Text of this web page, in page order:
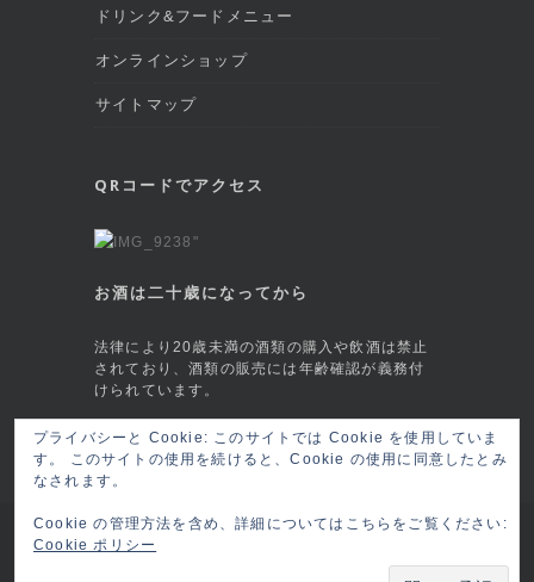
ドリンク&フードメニュー
オンラインショップ
サイトマップ
QRコードでアクセス
お酒は二十歳になってから
法律により20歳未満の酒類の購入や飲酒は禁止
されており、酒類の販売には年齢確認が義務付
けられています。
This site is protected by reCAPTCHA and
the GooglePrivacy PolicyandTerms of
Service
Copyright © 2026 六本木 BAR莨樽(ロウタル/
ロータル) RO-TARU Roppongi, Tokyo
プライバシーと Cookie: このサイトでは Cookie を使用していま
す。 このサイトの使用を続けると、Cookie の使用に同意したとみ
なされます。
Cookie の管理方法を含め、詳細についてはこちらをご覧ください:
Cookie ポリシー